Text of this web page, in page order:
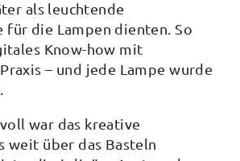
als leuchtende
für die Lampen dienten. So
Know-how mit
– und jede Lampe wurde
war das kreative
weit über das Basteln